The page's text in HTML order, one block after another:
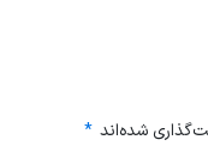
شده‌اند *